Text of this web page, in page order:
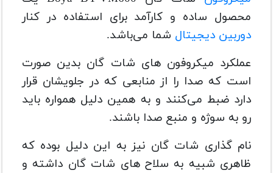
محصول ساده و کارآمد برای استفاده در کنار
دوربین دیجیتال شما می‌باشد.
عملکرد میکروفون‌ های شات‌ گان بدین‌ صورت
است که صدا را از منابعی که در جلویشان قرار
دارد ضبط می‌کنند و به همین دلیل همواره باید
رو به سوژه و منبع صدا باشند.
نام‌ گذاری شات‌ گان نیز به این دلیل بوده که
ظاهری شبیه به سلاح‌ های شات‌ گان داشته و